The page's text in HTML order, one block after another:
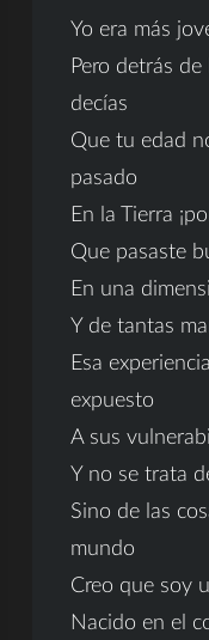
Yo era más
Pero detrás
decías
Que tu edad
pasado
En la Tierra
Que pasaste
En una
Y de tantas
Esa
expuesto
A sus
Y no se trata
Sino de las
mundo
Creo que soy
Nacido en el